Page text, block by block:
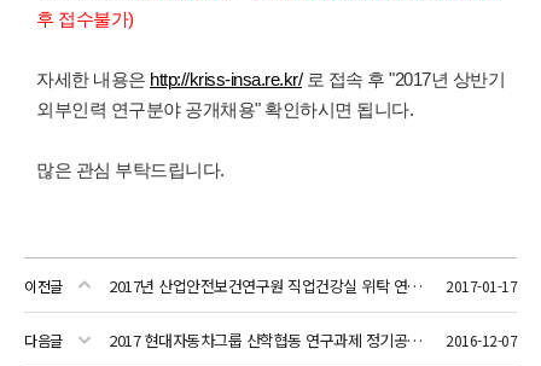
후 접수불가)
자세한 내용은 http://kriss-insa.re.kr/로 접속 후 "2017년 상반기
외부인력 연구분야 공개채용" 확인하시면 됩니다.
많은 관심 부탁드립니다.
이전글 2017년 산업안전보건연구원 직업건강실 위탁 연구과제(예정) 공고 2017-01-17
다음글 2017 현대자동차그룹 산학협동 연구과제 정기공모(주제지정) 2016-12-07